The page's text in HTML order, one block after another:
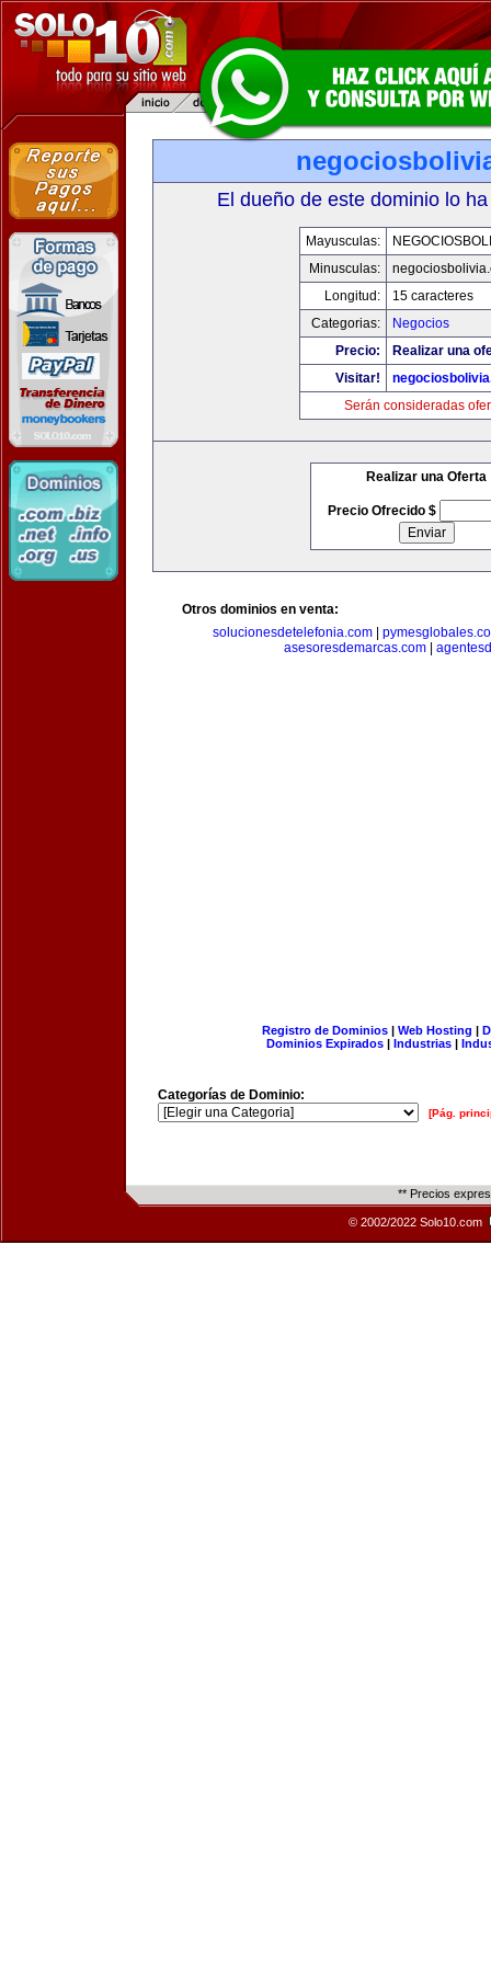
El dueño de este dominio lo
Mayusculas:
Minusculas:
Longitud:
15 caracteres
Categorias:
Negocios
Precio:
Realizar una
Visitar!
Serán consideradas
Realizar una Oferta
Precio Ofrecido $
Otros dominios en venta:
solucionesdetelefonia.com|
asesoresdemarcas.com
Registro de Dominios| Web Hosting |
Dominios Expirados | Industrias |
Categorías de Dominio:
[Pág.
** Precios
© 2002/2022 Solo10.com